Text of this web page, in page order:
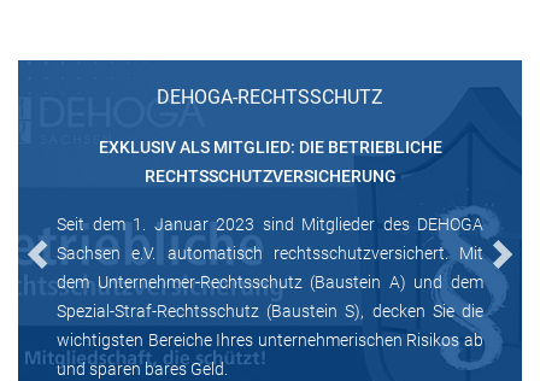
DEHOGA-RECHTSSCHUTZ
EXKLUSIV ALS MITGLIED: DIE BETRIEBLICHE
RECHTSSCHUTZVERSICHERUNG
Seit dem 1. Januar 2023 sind Mitglieder des DEHOGA
Sachsen e.V. automatisch rechtsschutzversichert. Mit
dem Unternehmer-Rechtsschutz (Baustein A) und dem
Spezial-Straf-Rechtsschutz (Baustein S), decken Sie die
wichtigsten Bereiche Ihres unternehmerischen Risikos ab
und sparen bares Geld.
Previous Next